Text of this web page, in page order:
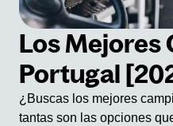
Los Mejores
Portugal
¿Buscas los mejores
tantas son las opciones